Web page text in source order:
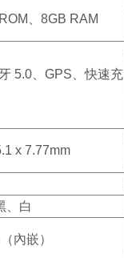
、8GB RAM
5.0、GPS、快速充
x 7.77mm
、白
內嵌）